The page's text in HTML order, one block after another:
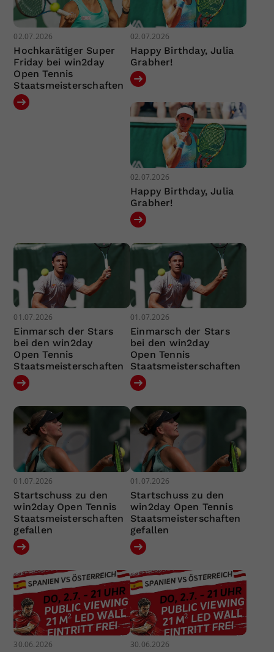
02.07.2026
Hochkarätiger Super
Friday bei win2day
Open Tennis
Staatsmeisterschaften
02.07.2026
Happy Birthday, Julia
Grabher!
02.07.2026
Happy Birthday, Julia
Grabher!
01.07.2026
Einmarsch der Stars
bei den win2day
Open Tennis
Staatsmeisterschaften
01.07.2026
Einmarsch der Stars
bei den win2day
Open Tennis
Staatsmeisterschaften
01.07.2026
Startschuss zu den
win2day Open Tennis
Staatsmeisterschaften
gefallen
01.07.2026
Startschuss zu den
win2day Open Tennis
Staatsmeisterschaften
gefallen
30.06.2026 30.06.2026